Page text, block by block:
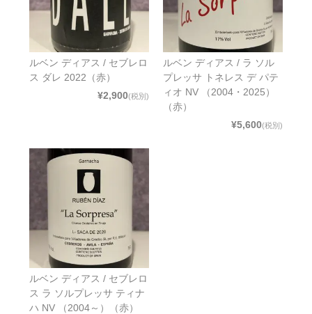
ルベン ディアス / セブレロ
ス ダレ 2022（赤）
¥2,900(税別)
ルベン ディアス / ラ ソル
プレッサ トネレス デ パテ
ィオ NV （2004・2025）
（赤）
¥5,600(税別)
ルベン ディアス / セブレロ
ス ラ ソルプレッサ ティナ
ハ NV （2004～）（赤）